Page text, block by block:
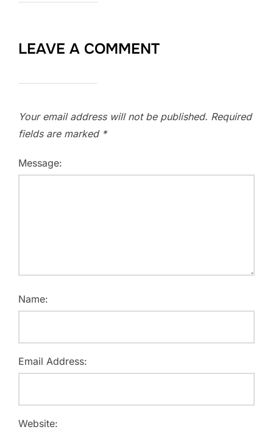
LEAVE A COMMENT
Your email address will not be published. Required
fields are marked *
Message:
Name:
Email Address:
Website: